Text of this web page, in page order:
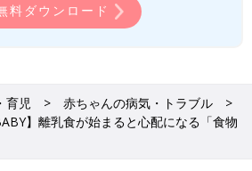
料ダウンロード
育児
赤ちゃんの病気・トラブル
】離乳食が始まると心配になる「食物